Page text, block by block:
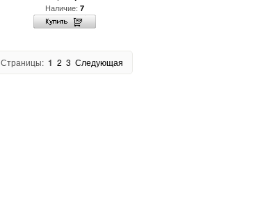
Наличие: 7
Страницы: 1 2 3 Следующая